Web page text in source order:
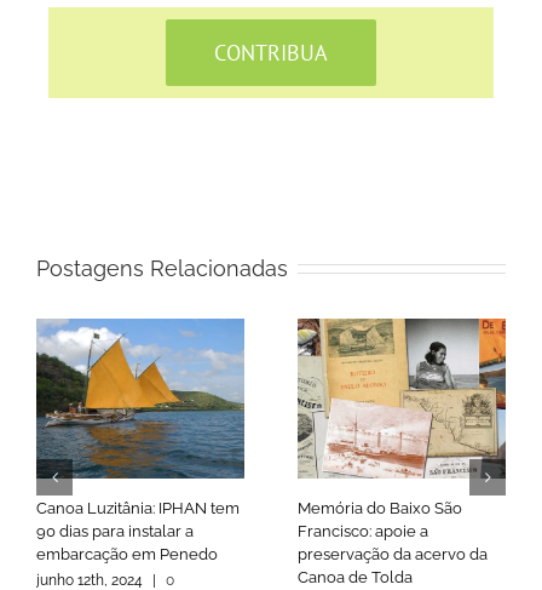
CONTRIBUA
Postagens Relacionadas
Canoa Luzitânia: IPHAN tem
90 dias para instalar a
embarcação em Penedo
junho 12th, 2024 |
0
Memória do Baixo São
Francisco: apoie a
preservação da acervo da
Canoa de Tolda